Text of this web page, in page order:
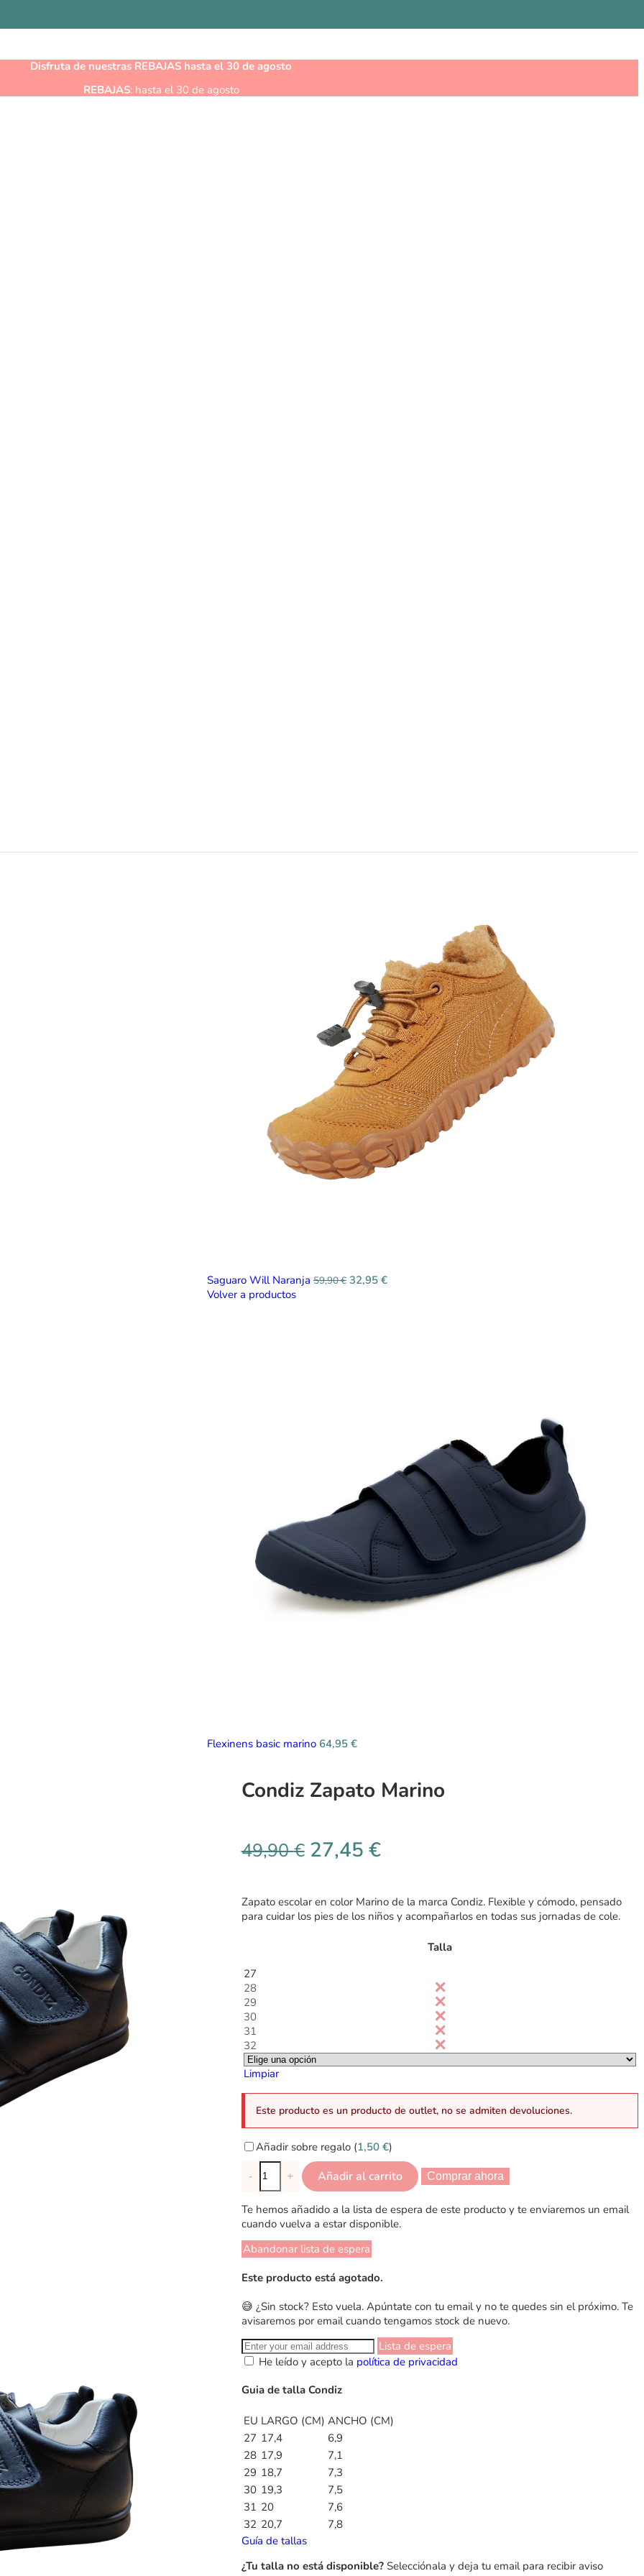
Disfruta de nuestras REBAJAS hasta el 30 de agosto
REBAJAS: hasta el 30 de agosto
Saguaro Will Naranja 59,90€ 32,95 €
Volver a productos
Flexinens basic marino 64,95 €
Condiz Zapato Marino
49,90€ 27,45 €
Zapato escolar en color Marino de la marca Condiz. Flexible y cómodo, pensado
para cuidar los pies de los niños y acompañarlos en todas sus jornadas de cole.
Talla
27
28
29
30
31
32
Limpiar
Este producto es un producto de outlet, no se admiten devoluciones.
Añadir sobre regalo (1,50 €)
- + Añadir al carrito Comprar ahora
Te hemos añadido a la lista de espera de este producto y te enviaremos un email
cuando vuelva a estar disponible.
Abandonar lista de espera
Este producto está agotado.
😅 ¿Sin stock? Esto vuela. Apúntate con tu email y no te quedes sin el próximo. Te
avisaremos por email cuando tengamos stock de nuevo.
Lista de espera
He leído y acepto la política de privacidad
Guia de talla Condiz
EU LARGO (CM) ANCHO (CM)
27 17,4
6,9
28 17,9
7,1
29 18,7
7,3
30 19,3
7,5
31 20
7,6
32 20,7
7,8
Guía de tallas
¿Tu talla no está disponible?Selecciónala y deja tu email para recibir aviso